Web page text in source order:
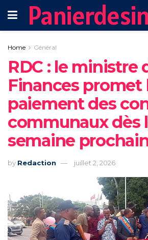
Home Général
RDC : le ministre
Finances promet
paiement des
communaux dès
semaine
by Redaction juillet 2, 2026